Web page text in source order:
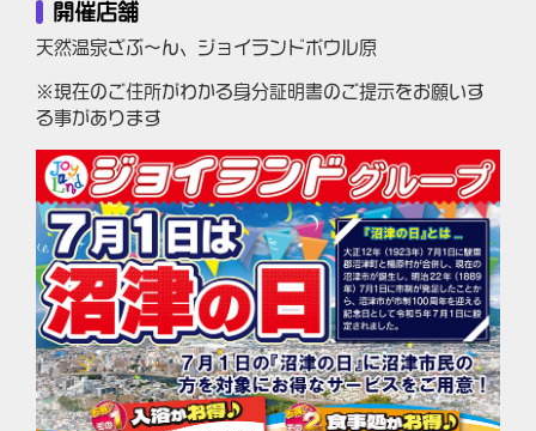
開催店舗
天然温泉ざぶ～ん、ジョイランドボウル原
※現在のご住所がわかる身分証明書のご提示をお願いす
る事があります